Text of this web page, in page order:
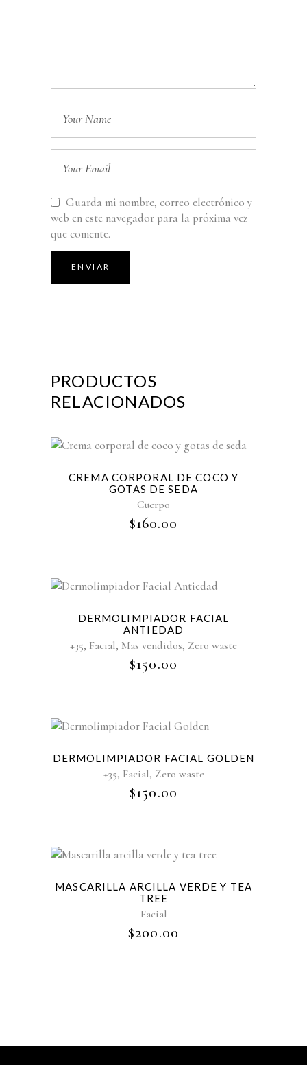
Guarda mi nombre, correo electrónico y
web en este navegador para la próxima vez
que comente.
PRODUCTOS
RELACIONADOS
Sold
CREMA CORPORAL DE COCO Y
GOTAS DE SEDA
Cuerpo
$160.00
DERMOLIMPIADOR FACIAL
ANTIEDAD
+35, Facial, Mas vendidos, Zero waste
$150.00
Sold
DERMOLIMPIADOR FACIAL GOLDEN
+35, Facial, Zero waste
$150.00
MASCARILLA ARCILLA VERDE Y TEA
TREE
Facial
$200.00